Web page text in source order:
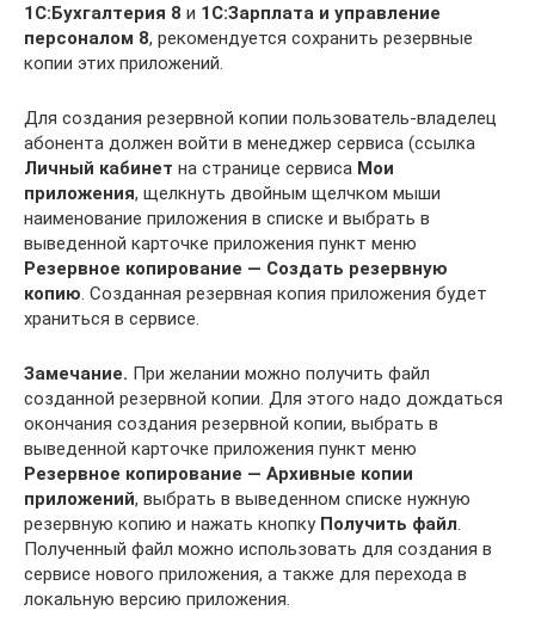
1C:Бухгалтерия 8 и 1C:Зарплата и управление
персоналом 8, рекомендуется сохранить резервные
копии этих приложений.
Для создания резервной копии пользователь-владелец
абонента должен войти в менеджер сервиса (ссылка
Личный кабинет на странице сервиса Мои
приложения, щелкнуть двойным щелчком мыши
наименование приложения в списке и выбрать в
выведенной карточке приложения пункт меню
Резервное копирование — Создать резервную
копию. Созданная резервная копия приложения будет
храниться в сервисе.
Замечаниe. При желании можно получить файл
созданной резервной копии. Для этого надо дождаться
окончания создания резервной копии, выбрать в
выведенной карточке приложения пункт меню
Резервное копирование — Архивные копии
приложений, выбрать в выведенном списке нужную
резервную копию и нажать кнопку Получить файл.
Полученный файл можно использовать для создания в
сервисе нового приложения, а также для перехода в
локальную версию приложения.